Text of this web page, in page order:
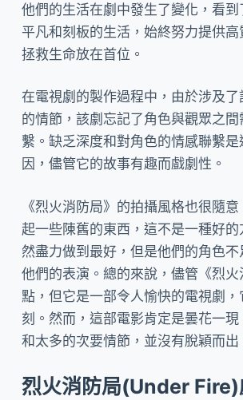
他們的生活在劇中發生了變化，看
平凡和刻板的生活，始終努力提供
拯救生命放在首位。
在電視劇的製作過程中，由於涉及
的情節，該劇忘記了角色與觀眾之
繫。缺乏深度和對角色的情感聯繫
因，儘管它的故事有趣而戲劇性。
《烈火消防局》的拍攝風格也很隨
起一些陳舊的東西，這不是一種好
然盡力做到最好，但是他們的角色
他們的表演。總的來說，儘管《烈
點，但它是一部令人愉快的電視劇
刻。然而，這部電影肯定是曇花一
和太多的次要情節，並沒有脫穎而出
烈火消防局(Under Fire)